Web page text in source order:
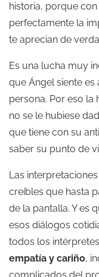
historia, porque
perfectamente la
te aprecian de
Es una lucha muy
que Ángel siente
persona. Por eso la
no se le hubiese
que tiene con su
saber su punto de
Las
creíbles que hasta
de la pantalla. Y es
esos diálogos
todos los
empatía y cariño,